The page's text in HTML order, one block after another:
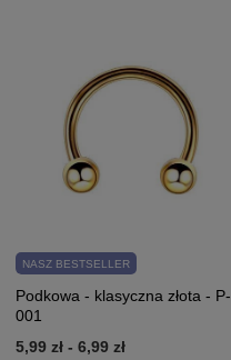
NASZ BESTSELLER
Podkowa - klasyczna złota - P-
001
5,99 zł - 6,99 zł